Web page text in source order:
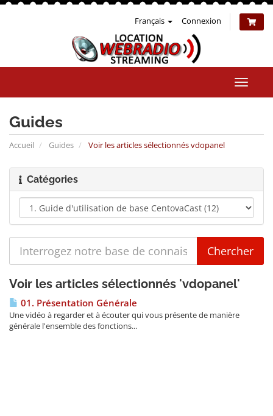
Français Connexion
la
Guides
Accueil Guides Voir les articles sélectionnés vdopanel
Catégories
Voir les articles sélectionnés 'vdopanel'
01. Présentation Générale
Une vidéo à regarder et à écouter qui vous présente de manière
générale l'ensemble des fonctions...